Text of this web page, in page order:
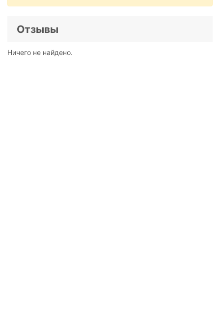
Отзывы
Ничего не найдено.